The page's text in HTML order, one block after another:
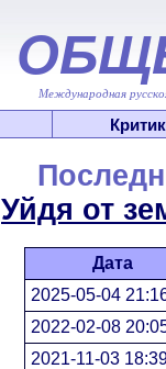
Международная
Уйдя от
Дата
2025-05-04
2022-02-08
2021-11-03